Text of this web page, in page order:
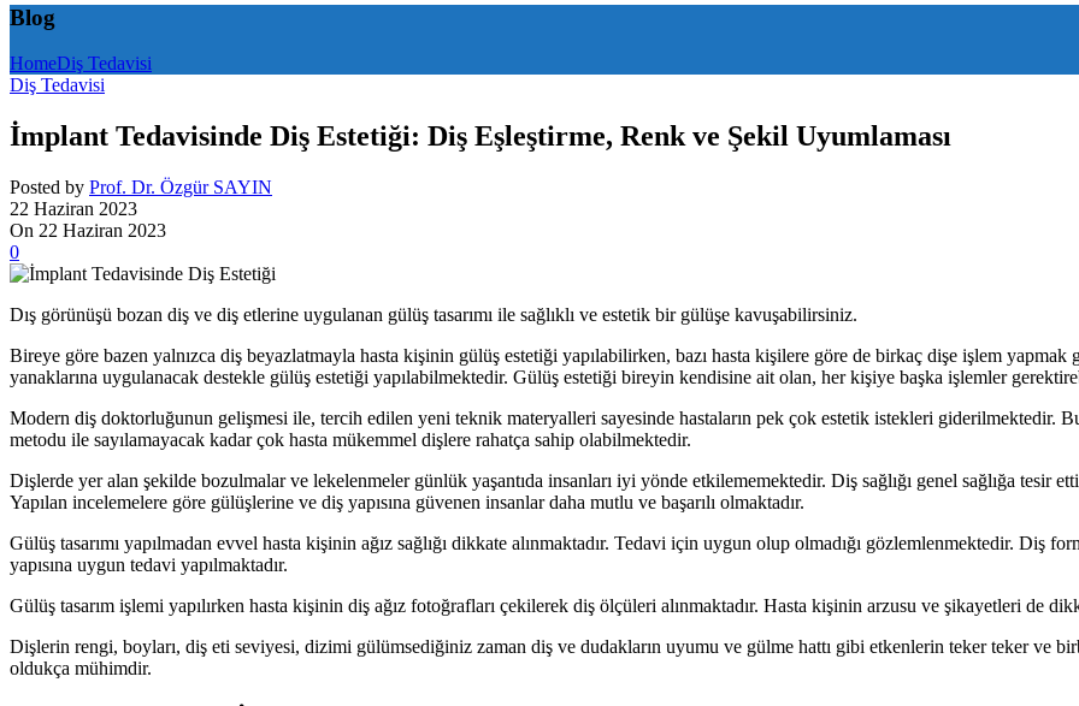
Blog
HomeDiş Tedavisi
Diş Tedavisi
İmplant Tedavisinde Diş Estetiği: Diş Eşleştirme, Renk ve Şekil Uyumlaması
Posted by Prof. Dr. Özgür SAYIN
22 Haziran 2023
On 22 Haziran 2023
0
Dış görünüşü bozan diş ve diş etlerine uygulanan gülüş tasarımı ile sağlıklı ve estetik bir gülüşe kavuşabilirsiniz.
Bireye göre bazen yalnızca diş beyazlatmayla hasta kişinin gülüş estetiği yapılabilirken, bazı hasta kişilere göre de birkaç dişe işlem
yanaklarına uygulanacak destekle gülüş estetiği yapılabilmektedir. Gülüş estetiği bireyin kendisine ait olan, her kişiye başka işlemler
Modern diş doktorluğunun gelişmesi ile, tercih edilen yeni teknik materyalleri sayesinde hastaların pek çok estetik istekleri giderilmektedir.
metodu ile sayılamayacak kadar çok hasta mükemmel dişlere rahatça sahip olabilmektedir.
Dişlerde yer alan şekilde bozulmalar ve lekelenmeler günlük yaşantıda insanları iyi yönde etkilememektedir. Diş sağlığı genel sağlığa tesir
Yapılan incelemelere göre gülüşlerine ve diş yapısına güvenen insanlar daha mutlu ve başarılı olmaktadır.
Gülüş tasarımı yapılmadan evvel hasta kişinin ağız sağlığı dikkate alınmaktadır. Tedavi için uygun olup olmadığı gözlemlenmektedir. Diş
yapısına uygun tedavi yapılmaktadır.
Gülüş tasarım işlemi yapılırken hasta kişinin diş ağız fotoğrafları çekilerek diş ölçüleri alınmaktadır. Hasta kişinin arzusu ve şikayetleri de
Dişlerin rengi, boyları, diş eti seviyesi, dizimi gülümsediğiniz zaman diş ve dudakların uyumu ve gülme hattı gibi etkenlerin teker teker ve
oldukça mühimdir.